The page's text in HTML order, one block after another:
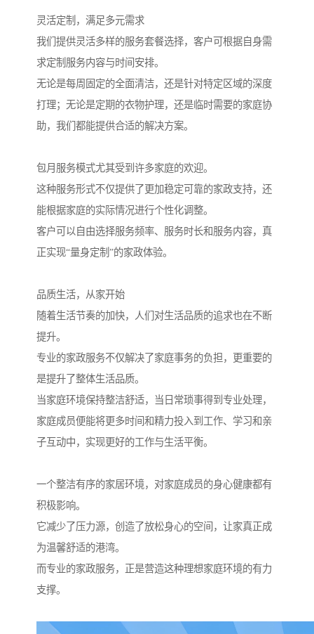
灵活定制，满足多元需求
我们提供灵活多样的服务套餐选择，客户可根据自身需
求定制服务内容与时间安排。
无论是每周固定的全面清洁，还是针对特定区域的深度
打理；无论是定期的衣物护理，还是临时需要的家庭协
助，我们都能提供合适的解决方案。
包月服务模式尤其受到许多家庭的欢迎。
这种服务形式不仅提供了更加稳定可靠的家政支持，还
能根据家庭的实际情况进行个性化调整。
客户可以自由选择服务频率、服务时长和服务内容，真
正实现“量身定制”的家政体验。
品质生活，从家开始
随着生活节奏的加快，人们对生活品质的追求也在不断
提升。
专业的家政服务不仅解决了家庭事务的负担，更重要的
是提升了整体生活品质。
当家庭环境保持整洁舒适，当日常琐事得到专业处理，
家庭成员便能将更多时间和精力投入到工作、学习和亲
子互动中，实现更好的工作与生活平衡。
一个整洁有序的家居环境，对家庭成员的身心健康都有
积极影响。
它减少了压力源，创造了放松身心的空间，让家真正成
为温馨舒适的港湾。
而专业的家政服务，正是营造这种理想家庭环境的有力
支撑。